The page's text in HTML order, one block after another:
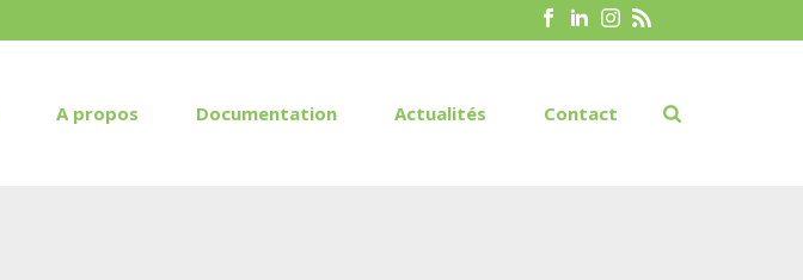
A propos Documentation Actualités Contact